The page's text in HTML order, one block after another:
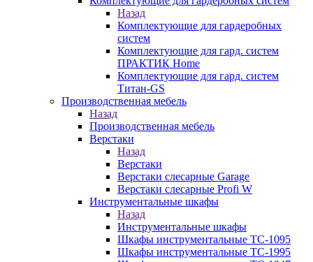
Назад
Комплектующие для гардеробных
систем
Комплектующие для гард. систем
ПРАКТИК Home
Комплектующие для гард. систем
Титан-GS
Производственная мебель
Назад
Производственная мебель
Верстаки
Назад
Верстаки
Верстаки слесарные Garage
Верстаки слесарные Profi W
Инструментальные шкафы
Назад
Инструментальные шкафы
Шкафы инструментальные TC-1095
Шкафы инструментальные TC-1995